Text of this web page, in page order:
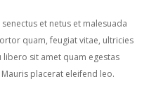
et netus et malesuada
quam, feugiat vitae, ultricies
libero sit amet quam egestas
placerat eleifend leo.